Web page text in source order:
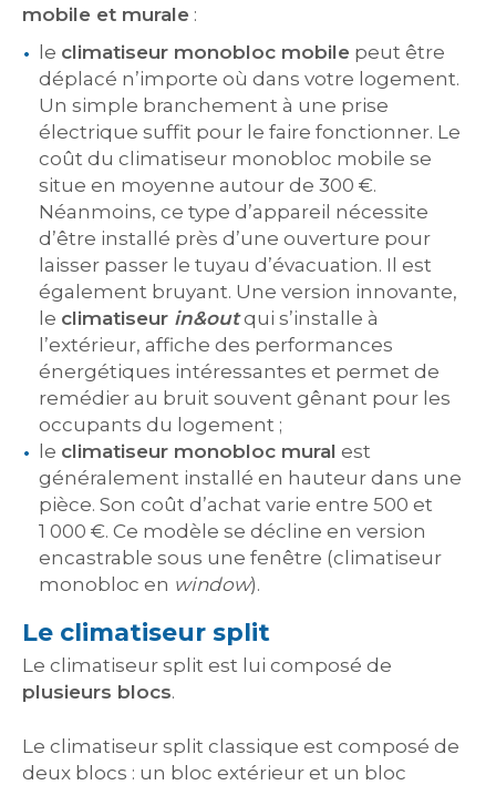
mobile et murale :
le climatiseur monobloc mobile peut être
déplacé n’importe où dans votre logement.
Un simple branchement à une prise
électrique suffit pour le faire fonctionner. Le
coût du climatiseur monobloc mobile se
situe en moyenne autour de 300 €.
Néanmoins, ce type d’appareil nécessite
d’être installé près d’une ouverture pour
laisser passer le tuyau d’évacuation. Il est
également bruyant. Une version innovante,
le climatiseur in&outqui s’installe à
l’extérieur, affiche des performances
énergétiques intéressantes et permet de
remédier au bruit souvent gênant pour les
occupants du logement ;
le climatiseur monobloc mural est
généralement installé en hauteur dans une
pièce. Son coût d’achat varie entre 500 et
1 000 €. Ce modèle se décline en version
encastrable sous une fenêtre (climatiseur
monobloc en window).
Le climatiseur split
Le climatiseur split est lui composé de
plusieurs blocs.
Le climatiseur split classique est composé de
deux blocs : un bloc extérieur et un bloc